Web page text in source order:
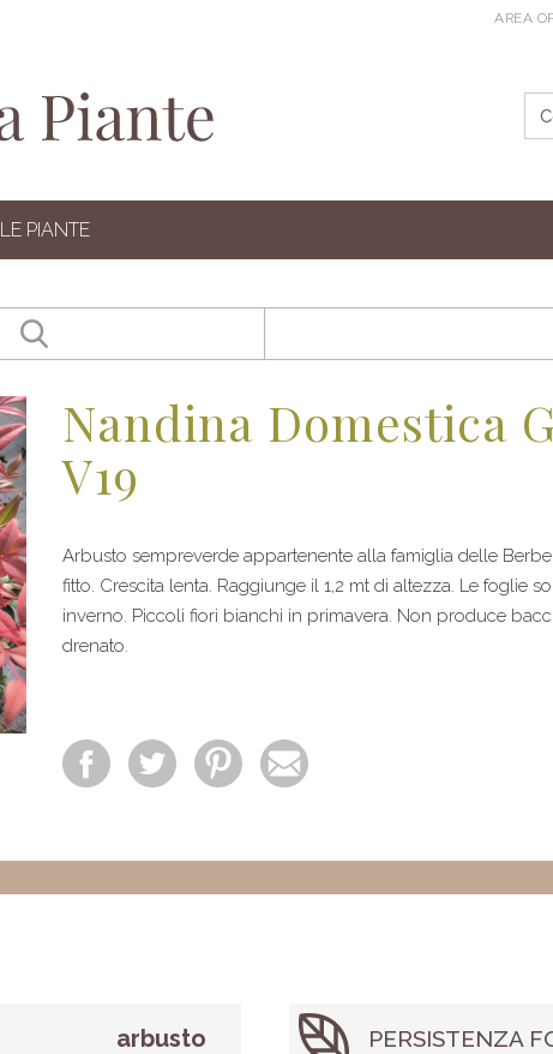
AREA
LE PIANTE
Nandina Domestica
V19
Arbusto sempreverde appartenente alla famiglia delle
fitto. Crescita lenta. Raggiunge il 1,2 mt di altezza. Le foglie
inverno. Piccoli fiori bianchi in primavera. Non produce
drenato.
arbusto PERSISTENZA